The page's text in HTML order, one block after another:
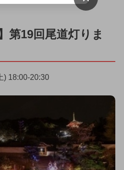
第19回尾道灯りま
) 18:00-20:30